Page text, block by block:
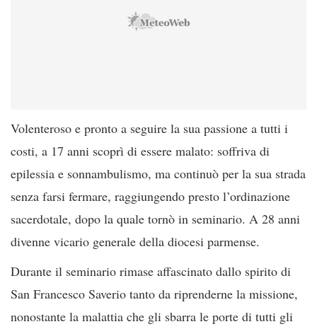
Volenteroso e pronto a seguire la sua passione a tutti i
costi, a 17 anni scoprì di essere malato: soffriva di
epilessia e sonnambulismo, ma continuò per la sua strada
senza farsi fermare, raggiungendo presto l’ordinazione
sacerdotale, dopo la quale tornò in seminario. A 28 anni
divenne vicario generale della diocesi parmense.
Durante il seminario rimase affascinato dallo spirito di
San Francesco Saverio tanto da riprenderne la missione,
nonostante la malattia che gli sbarra le porte di tutti gli